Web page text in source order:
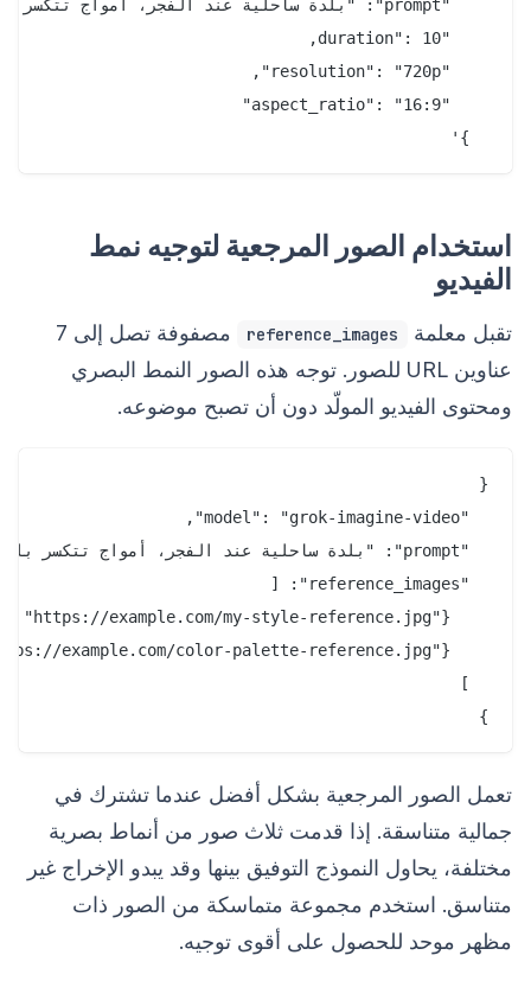
  }'
استخدام الصور المرجعية لتوجيه نمط
الفيديو
تقبل معلمة reference_images
مصفوفة تصل إلى 7
عناوين URL للصور. توجه هذه الصور النمط البصري
ومحتوى الفيديو المولّد دون أن تصبح موضوعه.
}
تعمل الصور المرجعية بشكل أفضل عندما تشترك في
جمالية متناسقة. إذا قدمت ثلاث صور من أنماط بصرية
مختلفة، يحاول النموذج التوفيق بينها وقد يبدو الإخراج غير
متناسق. استخدم مجموعة متماسكة من الصور ذات
مظهر موحد للحصول على أقوى توجيه.